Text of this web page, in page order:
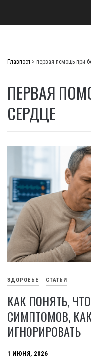
Главпост > первая помощь при
ПЕРВАЯ
СЕРДЦЕ
ЗДОРОВЬЕ СТАТЬИ
КАК ПОНЯТЬ,
СИМПТОМОВ,
ИГНОРИРОВАТЬ
1 ИЮНЯ, 2026